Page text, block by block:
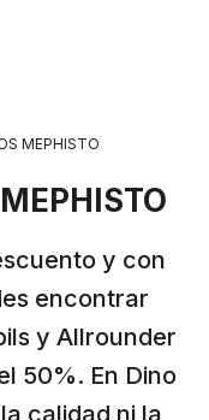
MEPHISTO
y con
encontrar
y Allrounder
50%. En Dino
calidad ni la